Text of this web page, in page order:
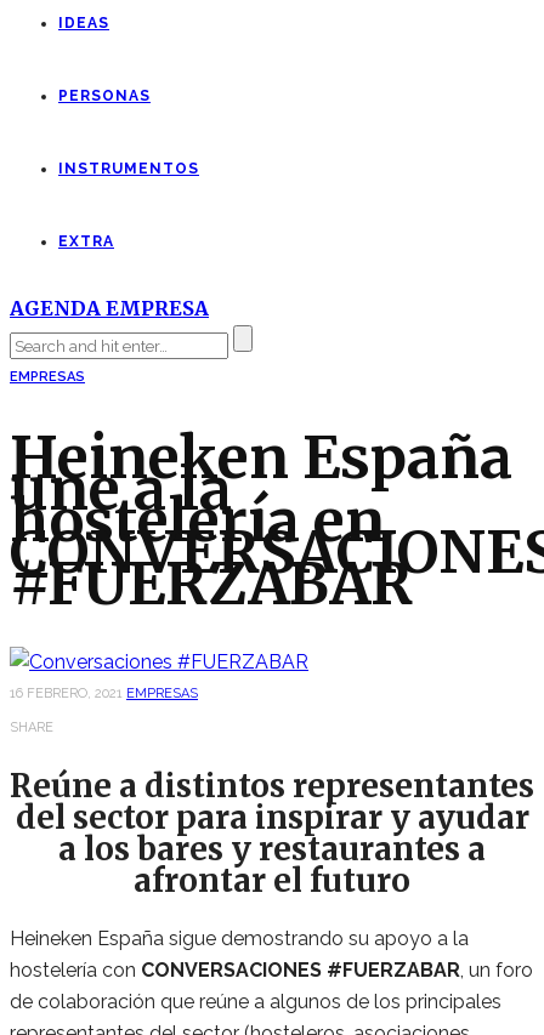
IDEAS
PERSONAS
INSTRUMENTOS
EXTRA
AGENDA EMPRESA
EMPRESAS
Heineken España
une a la
hostelería en
#FUERZABAR
16 FEBRERO, 2021 EMPRESAS
SHARE
Reúne a distintos representantes
del sector para inspirar y ayudar
a los bares y restaurantes a
afrontar el futuro
Heineken España sigue demostrando su apoyo a la
hostelería con CONVERSACIONES #FUERZABAR , un foro
de colaboración que reúne a algunos de los principales